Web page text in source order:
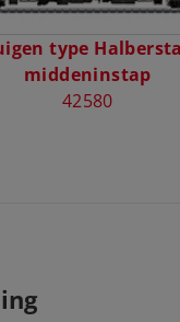
type
middeninstap
42580